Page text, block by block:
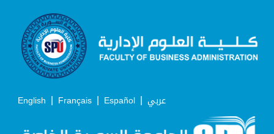
English | Français | Español | عربي